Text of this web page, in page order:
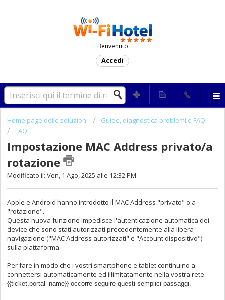
Benvenuto
Accedi
Home page delle soluzioni
Guide, diagnostica problemi e FAQ
FAQ
Impostazione MAC Address privato/a
rotazione
Modificato il: Ven, 1 Ago, 2025 alle 12:32 PM
Apple e Android hanno introdotto il MAC Address "privato" o a
"rotazione".
Questa nuova funzione impedisce l'autenticazione automatica dei
device che sono stati autorizzati precedentemente alla libera
navigazione ("MAC Address autorizzati" e "Account dispositivo")
sulla piattaforma.
Per fare in modo che i vostri smartphone e tablet continuino a
connettersi automaticamente ed illimitatamente nella vostra rete
{{ticket.portal_name}} occorre seguire questi semplici passaggi.